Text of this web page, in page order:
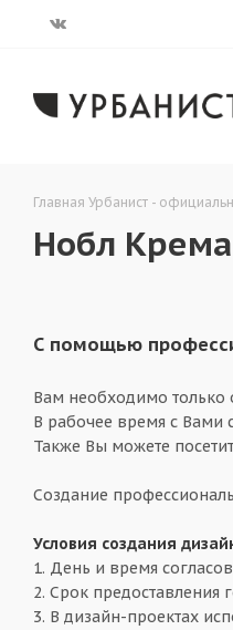
Главная Урбанист -
Нобл
С помощью
Вам необходимо только
В рабочее время с Вами
Также Вы можете
Создание
Условия создания
1. День и время
2. Срок предоставления
3. В дизайн-проектах